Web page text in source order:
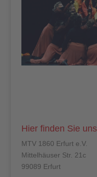
Hier finden Sie uns
MTV 1860 Erfurt e.V.
Mittelhäuser Str. 21c
99089 Erfurt